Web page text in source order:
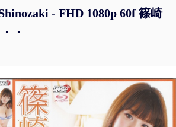
- FHD 1080p 60f 篠崎
．